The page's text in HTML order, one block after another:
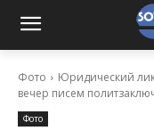
Фото
Юридический
вечер писем
Фото